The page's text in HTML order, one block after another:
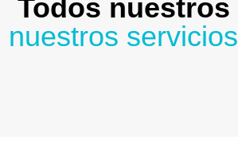
Todos nuestros
nuestros servicios